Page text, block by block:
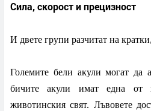
Сила, скорост и прецизност
И двете групи разчитат на
Големите бели акули могат да
бичите акули имат една от
животинския свят. Лъвовете